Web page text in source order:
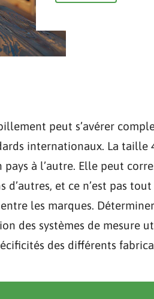
peut s’avérer
internationaux. La taille
à l’autre. Elle peut
et ce n’est pas
les marques.
des systèmes de mesure
des différents